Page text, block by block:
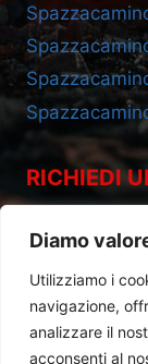
Diamo
Utilizziamo i
navigazione,
analizzare il
acconsenti al
RICHIEDI
Cell